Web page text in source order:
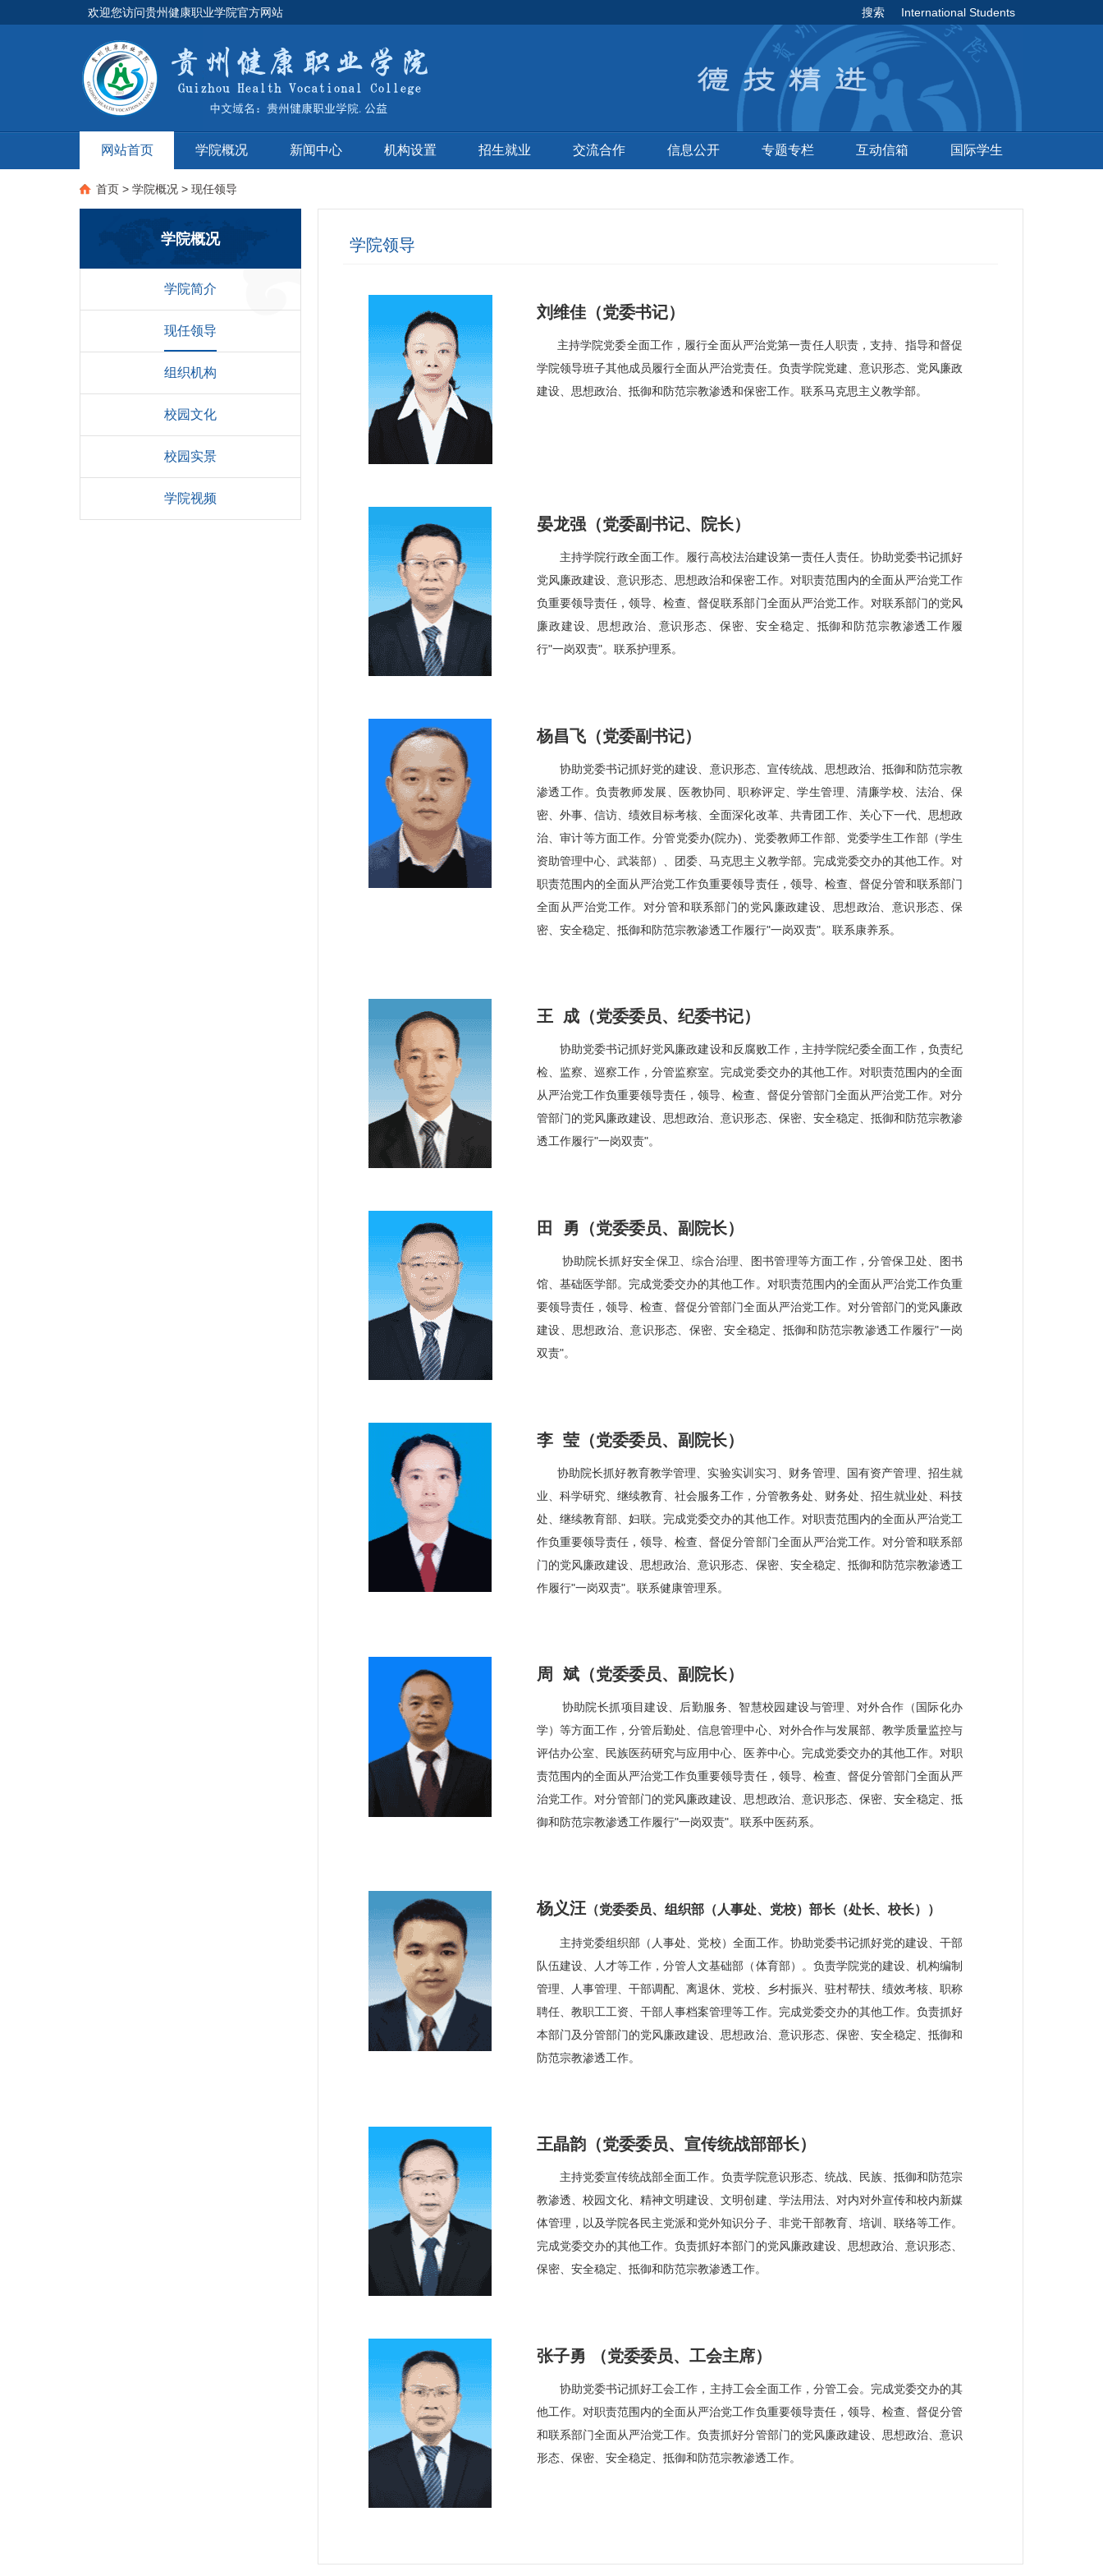
欢迎您访问贵州健康职业学院官方网站 搜索 International Students
网站首页 学院概况 新闻中心 机构设置 招生就业 交流合作 信息公开 专题专栏 互动信箱 国际学生
首页 > 学院概况 > 现任领导
学院概况
学院简介
现任领导
组织机构
校园文化
校园实景
学院视频
学院领导
刘维佳（党委书记）
主持学院党委全面工作，履行全面从严治党第一责任人职责，支持、指导和督促
学院领导班子其他成员履行全面从严治党责任。负责学院党建、意识形态、党风廉政
建设、思想政治、抵御和防范宗教渗透和保密工作。联系马克思主义教学部。
晏龙强（党委副书记、院长）
主持学院行政全面工作。履行高校法治建设第一责任人责任。协助党委书记抓好
党风廉政建设、意识形态、思想政治和保密工作。对职责范围内的全面从严治党工作
负重要领导责任，领导、检查、督促联系部门全面从严治党工作。对联系部门的党风
廉政建设、思想政治、意识形态、保密、安全稳定、抵御和防范宗教渗透工作履
行"一岗双责"。联系护理系。
杨昌飞（党委副书记）
协助党委书记抓好党的建设、意识形态、宣传统战、思想政治、抵御和防范宗教
渗透工作。负责教师发展、医教协同、职称评定、学生管理、清廉学校、法治、保
密、外事、信访、绩效目标考核、全面深化改革、共青团工作、关心下一代、思想政
治、审计等方面工作。分管党委办(院办)、党委教师工作部、党委学生工作部（学生
资助管理中心、武装部）、团委、马克思主义教学部。完成党委交办的其他工作。对
职责范围内的全面从严治党工作负重要领导责任，领导、检查、督促分管和联系部门
全面从严治党工作。对分管和联系部门的党风廉政建设、思想政治、意识形态、保
密、安全稳定、抵御和防范宗教渗透工作履行"一岗双责"。联系康养系。
王 成（党委委员、纪委书记）
协助党委书记抓好党风廉政建设和反腐败工作，主持学院纪委全面工作，负责纪
检、监察、巡察工作，分管监察室。完成党委交办的其他工作。对职责范围内的全面
从严治党工作负重要领导责任，领导、检查、督促分管部门全面从严治党工作。对分
管部门的党风廉政建设、思想政治、意识形态、保密、安全稳定、抵御和防范宗教渗
透工作履行"一岗双责"。
田 勇（党委委员、副院长）
协助院长抓好安全保卫、综合治理、图书管理等方面工作，分管保卫处、图书
馆、基础医学部。完成党委交办的其他工作。对职责范围内的全面从严治党工作负重
要领导责任，领导、检查、督促分管部门全面从严治党工作。对分管部门的党风廉政
建设、思想政治、意识形态、保密、安全稳定、抵御和防范宗教渗透工作履行"一岗
双责"。
李 莹（党委委员、副院长）
协助院长抓好教育教学管理、实验实训实习、财务管理、国有资产管理、招生就
业、科学研究、继续教育、社会服务工作，分管教务处、财务处、招生就业处、科技
处、继续教育部、妇联。完成党委交办的其他工作。对职责范围内的全面从严治党工
作负重要领导责任，领导、检查、督促分管部门全面从严治党工作。对分管和联系部
门的党风廉政建设、思想政治、意识形态、保密、安全稳定、抵御和防范宗教渗透工
作履行"一岗双责"。联系健康管理系。
周 斌（党委委员、副院长）
协助院长抓项目建设、后勤服务、智慧校园建设与管理、对外合作（国际化办
学）等方面工作，分管后勤处、信息管理中心、对外合作与发展部、教学质量监控与
评估办公室、民族医药研究与应用中心、医养中心。完成党委交办的其他工作。对职
责范围内的全面从严治党工作负重要领导责任，领导、检查、督促分管部门全面从严
治党工作。对分管部门的党风廉政建设、思想政治、意识形态、保密、安全稳定、抵
御和防范宗教渗透工作履行"一岗双责"。联系中医药系。
杨义汪 （党委委员、组织部（人事处、党校）部长（处长、校长））
主持党委组织部（人事处、党校）全面工作。协助党委书记抓好党的建设、干部
队伍建设、人才等工作，分管人文基础部（体育部）。负责学院党的建设、机构编制
管理、人事管理、干部调配、离退休、党校、乡村振兴、驻村帮扶、绩效考核、职称
聘任、教职工工资、干部人事档案管理等工作。完成党委交办的其他工作。负责抓好
本部门及分管部门的党风廉政建设、思想政治、意识形态、保密、安全稳定、抵御和
防范宗教渗透工作。
王晶韵（党委委员、宣传统战部部长）
主持党委宣传统战部全面工作。负责学院意识形态、统战、民族、抵御和防范宗
教渗透、校园文化、精神文明建设、文明创建、学法用法、对内对外宣传和校内新媒
体管理，以及学院各民主党派和党外知识分子、非党干部教育、培训、联络等工作。
完成党委交办的其他工作。负责抓好本部门的党风廉政建设、思想政治、意识形态、
保密、安全稳定、抵御和防范宗教渗透工作。
张子勇 （党委委员、工会主席）
协助党委书记抓好工会工作，主持工会全面工作，分管工会。完成党委交办的其
他工作。对职责范围内的全面从严治党工作负重要领导责任，领导、检查、督促分管
和联系部门全面从严治党工作。负责抓好分管部门的党风廉政建设、思想政治、意识
形态、保密、安全稳定、抵御和防范宗教渗透工作。